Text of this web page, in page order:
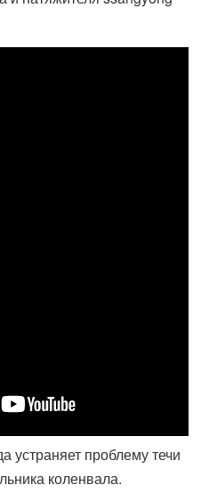
устраняет проблему течи
коленвала.